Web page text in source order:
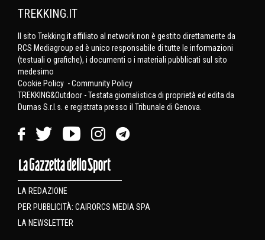
TREKKING.IT
Il sito Trekking.it affiliato al network non è gestito direttamente da
RCS Mediagroup ed è unico responsabile di tutte le informazioni
(testuali o grafiche), i documenti o i materiali pubblicati sul sito
medesimo
Cookie Policy -Community Policy
TREKKING&Outdoor - Testata giornalistica di proprietà ed edita da
Dumas S.r.l.s. e registrata presso il Tribunale di Genova.
LA REDAZIONE
PER PUBBLICITÀ: CAIRORCS MEDIA SPA
LA NEWSLETTER